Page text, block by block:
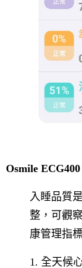
Osmile ECG400
入睡品質
整，可觀
康管理指
1. 全天候